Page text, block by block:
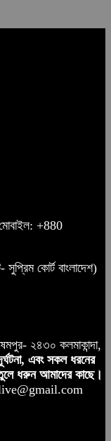
+880
কোর্ট বাংলাদেশ)
২৪৩০ কলমাকান্দা,
এবং সকল ধরনের
ধরুন আমাদের কাছে।